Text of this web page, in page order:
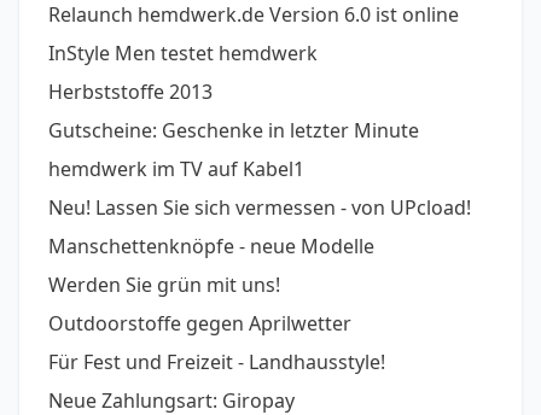
Relaunch hemdwerk.de Version 6.0 ist online
InStyle Men testet hemdwerk
Herbststoffe 2013
Gutscheine: Geschenke in letzter Minute
hemdwerk im TV auf Kabel1
Neu! Lassen Sie sich vermessen - von UPcload!
Manschettenknöpfe - neue Modelle
Werden Sie grün mit uns!
Outdoorstoffe gegen Aprilwetter
Für Fest und Freizeit - Landhausstyle!
Neue Zahlungsart: Giropay